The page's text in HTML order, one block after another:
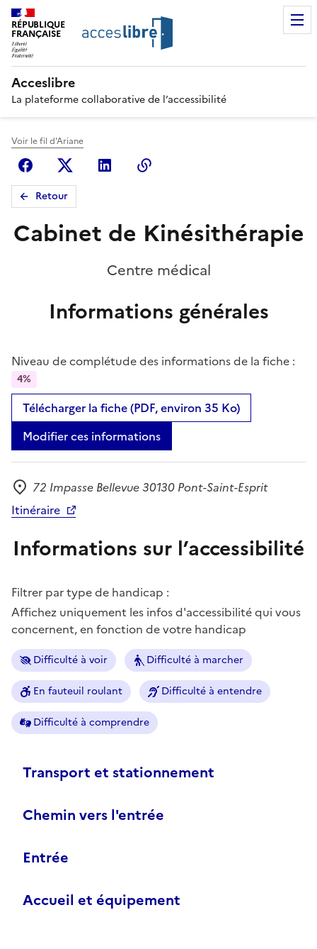
RÉPUBLIQUE
FRANÇAISE
Acceslibre
La plateforme collaborative de l’accessibilité
Voir le fil d'Ariane
FacebookX (anciennement Twitter)
Linkedin
Retour
Cabinet de Kinésithérapie
Centre médical
Informations générales
Niveau de complétude des informations de la fiche :
4%
Télécharger la fiche (PDF, environ 35 Ko)
Modifier ces informations
Adresse
72 Impasse Bellevue 30130 Pont-Saint-Esprit
Itinéraire
Informations sur l’accessibilité
Filtrer par type de handicap :
Affichez uniquement les infos d'accessibilité qui vous
concernent, en fonction de votre handicap
Difficulté à voir Difficulté à marcher
En fauteuil roulant Difficulté à entendre
Difficulté à comprendre
Transport et stationnement
Chemin vers l'entrée
Entrée
Accueil et équipement